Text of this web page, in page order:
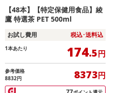
【48本】【特定保健用食品】綾
鷹 特選茶 PET 500ml
お試し費用 税込･送料込
1本あたり 174.5円
参考価格
8832円
8373円